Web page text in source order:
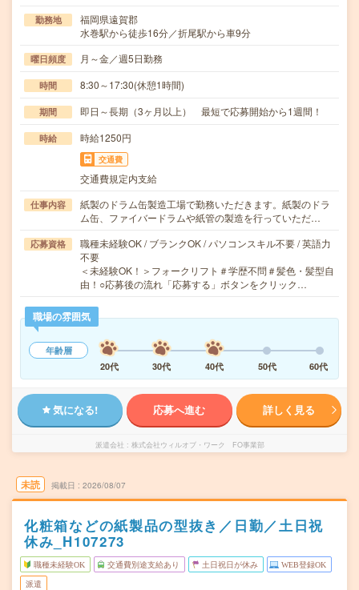
勤務地
福岡県遠賀郡
水巻駅から徒歩16分／折尾駅から車9分
曜日頻度 月～金／週5日勤務
時間 8:30～17:30(休憩1時間)
期間 即日～長期（3ヶ月以上） 最短で応募開始から1週間！
時給 時給1250円
交通費
交通費規定内支給
仕事内容
紙製のドラム缶製造工場で勤務いただきます。紙製のドラ
ム缶、ファイバードラムや紙管の製造を行っていただ…
応募資格
職種未経験OK / ブランクOK / パソコンスキル不要 / 英語力
不要
＜未経験OK！＞フォークリフト＃学歴不問＃髪色・髪型自
由！○応募後の流れ「応募する」ボタンをクリック…
職場の雰囲気
年齢層
20代
30代 40代 50代 60代
気になる! 応募へ進む 詳しく見る
派遣会社 株式会社ウィルオブ・ワーク FO事業部
未読 掲載日 2026/08/07
化粧箱などの紙製品の型抜き／日勤／土日祝
休み_H107273
職種未経験OK 交通費別途支給あり 土日祝日が休み WEB登録OK
派遣